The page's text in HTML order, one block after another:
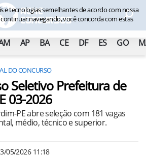
AP BA CE DF ES GO
DO CONCURSO
Seletivo Prefeitura de
03-2026
PE abre seleção com 181 vagas
médio, técnico e superior.
05/2026 11:18
e tecnologias semelhantes de acordo com nossa
navegando, você concorda com estas